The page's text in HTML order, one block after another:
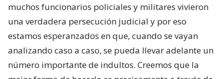
muchos funcionarios policiales y militares vivieron
una verdadera persecución judicial y por eso
estamos esperanzados en que, cuando se vayan
analizando caso a caso, se pueda llevar adelante un
número importante de indultos. Creemos que la